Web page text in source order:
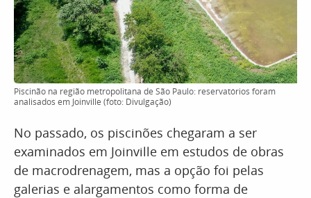
Piscinão na região metropolitana de São Paulo: reservatórios foram
analisados em Joinville (foto: Divulgação)
No passado, os piscinões chegaram a ser
examinados em Joinville em estudos de obras
de macrodrenagem, mas a opção foi pelas
galerias e alargamentos como forma de